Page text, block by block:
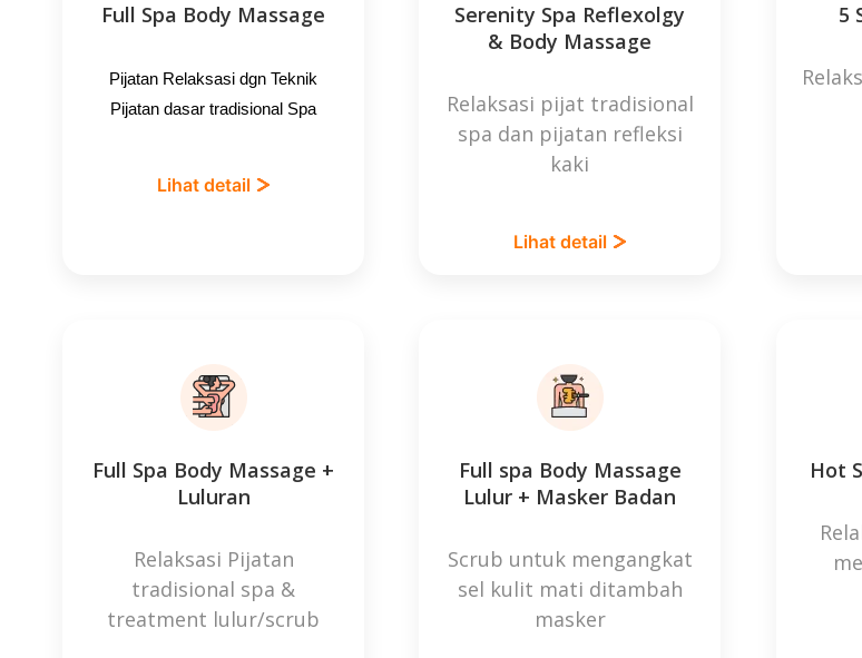
Full Spa Body Massage
Pijatan Relaksasi dgn Teknik
Pijatan dasar tradisional Spa
Lihat detail
Serenity Spa Reflexolgy
& Body Massage
Relaksasi pijat tradisional
spa dan pijatan refleksi
kaki
Lihat detail
5
Full Spa Body Massage +
Luluran
Relaksasi Pijatan
tradisional spa &
treatment lulur/scrub
Full spa Body Massage
Lulur + Masker Badan
Scrub untuk mengangkat
sel kulit mati ditambah
masker
Hot